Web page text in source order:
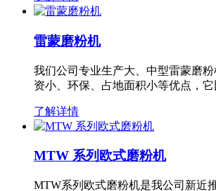
雷蒙磨粉机
我们公司专业生产大、中型雷蒙磨
资小、环保、占地面积小等优点，
了解详情
MTW 系列欧式磨粉机
MTW系列欧式磨粉机是我公司新近